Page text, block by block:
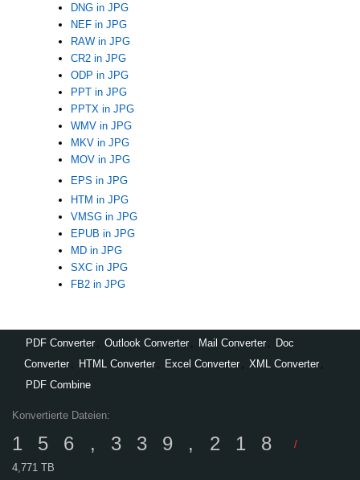
DNG in JPG
NEF in JPG
RAW in JPG
CR2 in JPG
ODP in JPG
PPT in JPG
PPTX in JPG
WMV in JPG
MKV in JPG
MOV in JPG
EPS in JPG
HTM in JPG
VMSG in JPG
EPUB in JPG
MD in JPG
SXC in JPG
FB2 in JPG
PDF Converter Outlook Converter Mail Converter
Doc
Converter
HTML Converter Excel Converter XML Converter
PDF Combine
Konvertierte Dateien:
156,339,218
/
4,771 TB